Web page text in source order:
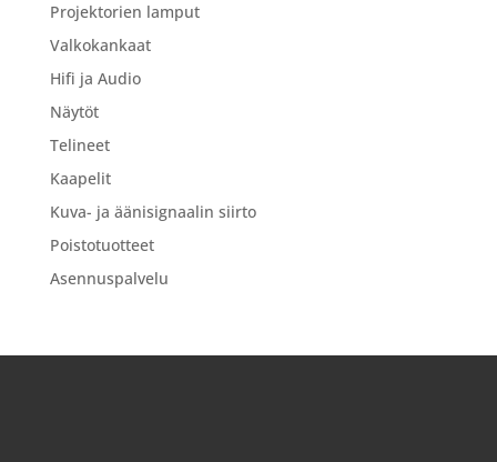
Projektorien lamput
Valkokankaat
Hifi ja Audio
Näytöt
Telineet
Kaapelit
Kuva- ja äänisignaalin siirto
Poistotuotteet
Asennuspalvelu